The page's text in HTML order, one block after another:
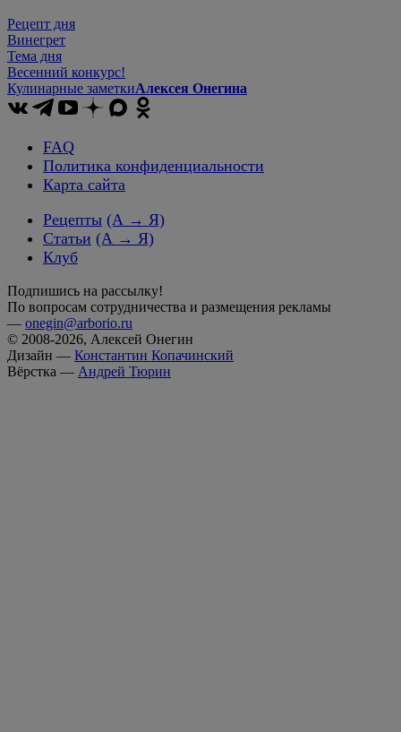
Рецепт дня
Винегрет
Тема дня
Весенний конкурс!
Кулинарные заметкиАлексея Онегина
FAQ
Политика конфиденциальности
Карта сайта
Рецепты (А → Я)
Статьи (А → Я)
Клуб
Подпишись на рассылку!
По вопросам сотрудничества и размещения рекламы
— onegin@arborio.ru
© 2008-2026, Алексей Онегин
Дизайн — Константин Копачинский
Вёрстка — Андрей Тюрин